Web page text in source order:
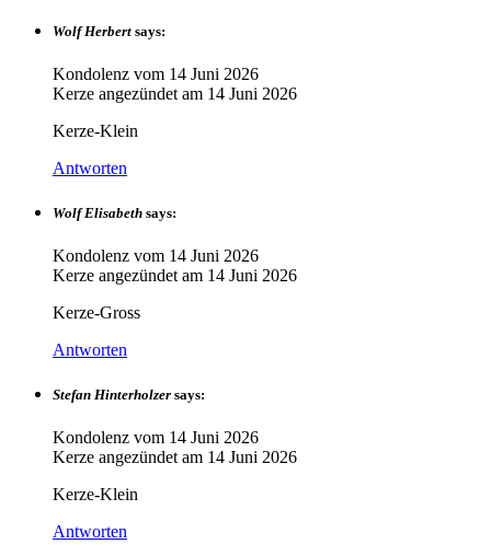
Wolf Herbert says:
Kondolenz vom 14 Juni 2026
Kerze angezündet am 14 Juni 2026
Kerze-Klein
Antworten
Wolf Elisabeth says:
Kondolenz vom 14 Juni 2026
Kerze angezündet am 14 Juni 2026
Kerze-Gross
Antworten
Stefan Hinterholzer says:
Kondolenz vom 14 Juni 2026
Kerze angezündet am 14 Juni 2026
Kerze-Klein
Antworten